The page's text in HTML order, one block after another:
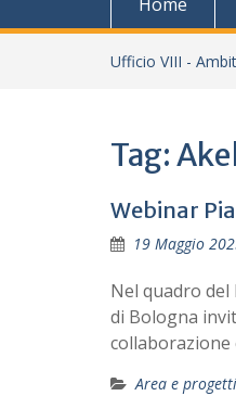
Ufficio VIII -
Tag:
Webinar
19 Maggio
Nel quadro del
di Bologna
collaborazione
Area e